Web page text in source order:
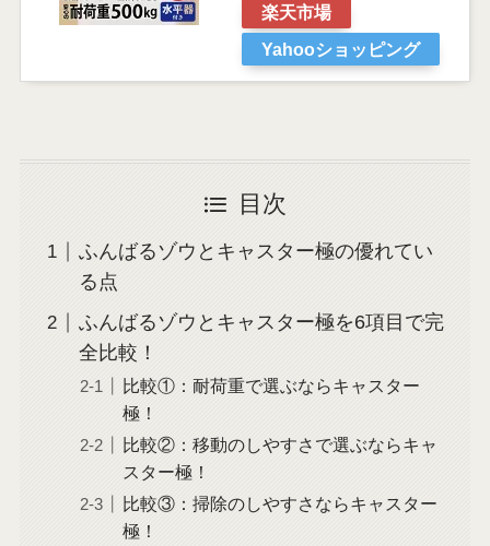
楽天市場
Yahooショッピング
目次
ふんばるゾウとキャスター極の優れてい
る点
ふんばるゾウとキャスター極を6項目で完
全比較！
比較①：耐荷重で選ぶならキャスター
極！
比較②：移動のしやすさで選ぶならキャ
スター極！
比較③：掃除のしやすさならキャスター
極！